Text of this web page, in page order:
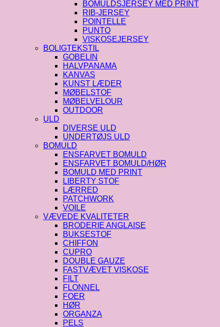
BOMULDSJERSEY MED PRINT
RIB-JERSEY
POINTELLE
PUNTO
VISKOSEJERSEY
BOLIGTEKSTIL
GOBELIN
HALVPANAMA
KANVAS
KUNST LÆDER
MØBELSTOF
MØBELVELOUR
OUTDOOR
ULD
DIVERSE ULD
UNDERTØJS ULD
BOMULD
ENSFARVET BOMULD
ENSFARVET BOMULD/HØR
BOMULD MED PRINT
LIBERTY STOF
LÆRRED
PATCHWORK
VOILE
VÆVEDE KVALITETER
BRODERIE ANGLAISE
BUKSESTOF
CHIFFON
CUPRO
DOUBLE GAUZE
FASTVÆVET VISKOSE
FILT
FLONNEL
FOER
HØR
ORGANZA
PELS